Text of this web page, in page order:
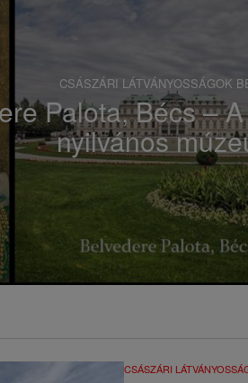
CSÁSZÁRI LÁTVÁNYOSSÁGOK
Palota, Bécs –
nyilvános
CSÁSZÁRI